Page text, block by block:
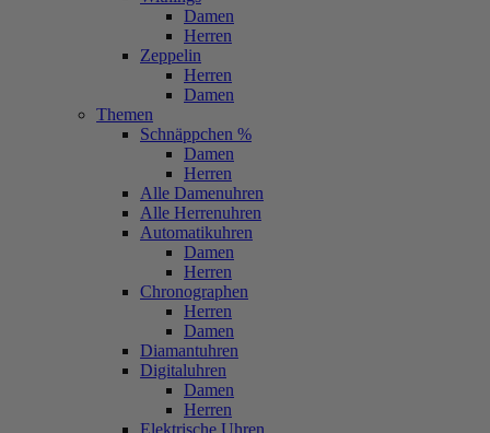
Damen
Herren
Zeppelin
Herren
Damen
Themen
Schnäppchen %
Damen
Herren
Alle Damenuhren
Alle Herrenuhren
Automatikuhren
Damen
Herren
Chronographen
Herren
Damen
Diamantuhren
Digitaluhren
Damen
Herren
Elektrische Uhren